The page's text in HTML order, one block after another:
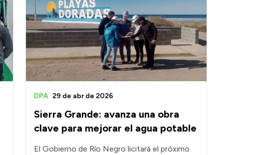
Sierra Grande: avanza una obra
clave para mejorar el agua potable
DPA 29 de abr de 2026
El Gobierno de Río Negro licitará el próximo